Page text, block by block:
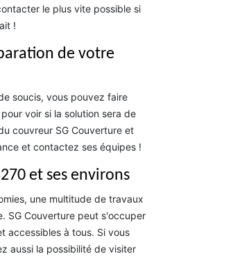
le plus vite possible si
!
de votre
soucis, vous pouvez faire
voir si la solution sera de
couvreur SG Couverture et
et contactez ses équipes !
et ses environs
une multitude de travaux
SG Couverture peut s'occuper
accessibles à tous. Si vous
aussi la possibilité de visiter